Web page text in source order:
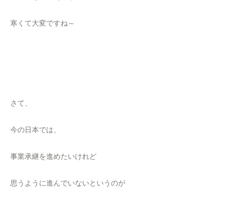
寒くて大変ですね～
さて、
今の日本では、
事業承継を進めたいけれど
思うように進んでいないというのが